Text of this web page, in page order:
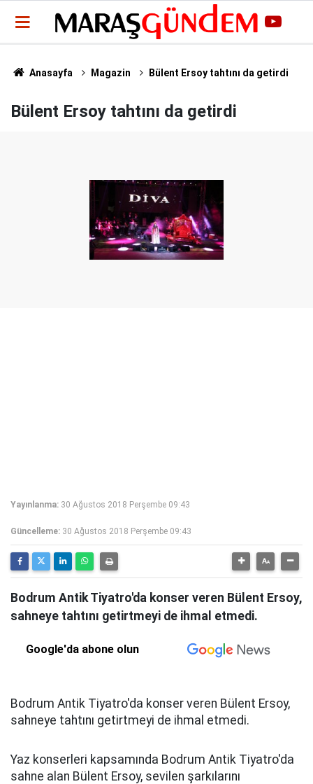
Anasayfa Magazin Bülent Ersoy tahtını da getirdi
Bülent Ersoy tahtını da getirdi
Yayınlanma: 30 Ağustos 2018 Perşembe 09:43
Güncelleme: 30 Ağustos 2018 Perşembe 09:43
Bodrum Antik Tiyatro'da konser veren Bülent Ersoy,
sahneye tahtını getirtmeyi de ihmal etmedi.
Google'da abone olun
Bodrum Antik Tiyatro'da konser veren Bülent Ersoy,
sahneye tahtını getirtmeyi de ihmal etmedi.
Yaz konserleri kapsamında Bodrum Antik Tiyatro'da
sahne alan Bülent Ersoy, sevilen şarkılarını